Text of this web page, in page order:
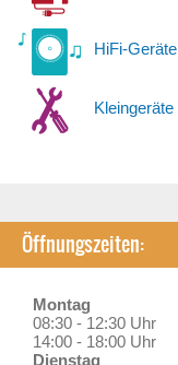
HiFi-Geräte
Kleingeräte
Öffnungszeiten:
Montag
08:30 - 12:30 Uhr
14:00 - 18:00 Uhr
Dienstag